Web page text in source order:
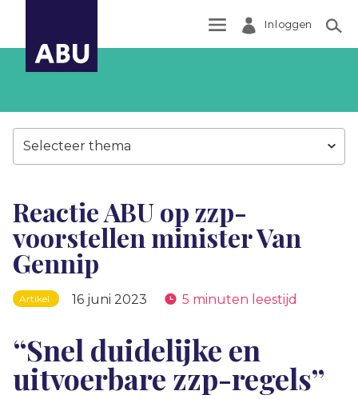
Inloggen
Selecteer thema
Reactie ABU op zzp-
voorstellen minister Van
Gennip
Artikel 16 juni 2023 5 minuten leestijd
“Snel duidelijke en
uitvoerbare zzp-regels”